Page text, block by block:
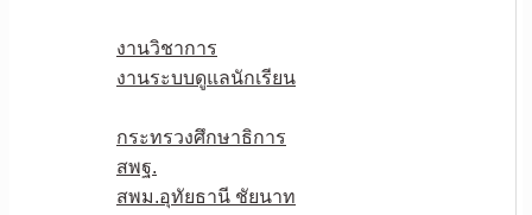
งานวิชาการ
งานระบบดูแลนักเรียน
กระทรวงศึกษาธิการ
สพฐ.
สพม.อุทัยธานี ชัยนาท